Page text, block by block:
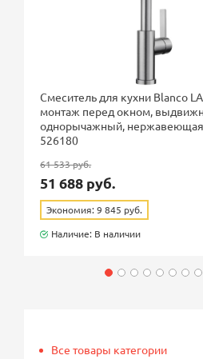
Смеситель для кухни Blanco
монтаж перед окном,
однорычажный, нержавеющая
526180
61 533 руб.
51 688 руб.
Экономия: 9 845 руб.
Наличие: В наличии
Все товары категории